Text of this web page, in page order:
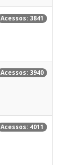
Acessos: 3841
Acessos: 3940
Acessos: 4011